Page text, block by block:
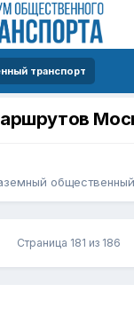
транспорт
Страница 181 из 186